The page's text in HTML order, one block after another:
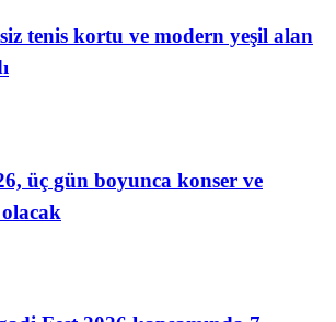
tenis kortu ve modern yeşil alan
üç gün boyunca konser ve